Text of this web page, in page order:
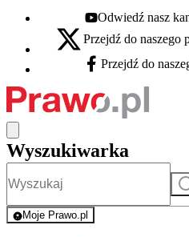
Youtube - otwiera się w
Odwiedź nasz
X - otwiera się w nowej karcie
Przejdź do
Facebook - otwiera się w
Przejdź do
Wyszukiwarka
Moje Prawo.pl
- rejestracja i logowanie do